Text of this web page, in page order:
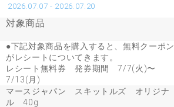
2026.07.07 - 2026.07.20
対象商品
●下記対象商品を購入すると、無料クーポン
がレシートについてきます。
レシート無料券 発券期間 7/7(火)〜
7/13(月)
マースジャパン スキットルズ オリジナ
ル 40g